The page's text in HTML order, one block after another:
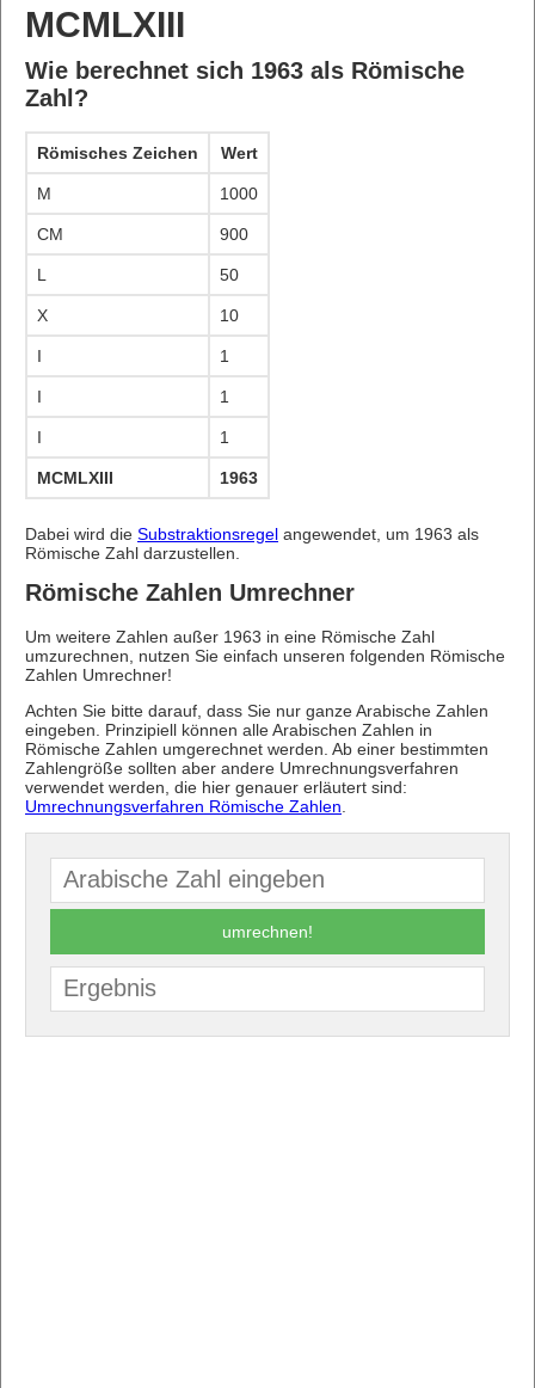
MCMLXIII
Wie berechnet sich 1963 als Römische
Zahl?
Römisches Zeichen Wert
M 1000
CM 900
L 50
X 10
I 1
I 1
I 1
MCMLXIII 1963
Dabei wird die Substraktionsregel angewendet, um 1963 als
Römische Zahl darzustellen.
Römische Zahlen Umrechner
Um weitere Zahlen außer 1963 in eine Römische Zahl
umzurechnen, nutzen Sie einfach unseren folgenden Römische
Zahlen Umrechner!
Achten Sie bitte darauf, dass Sie nur ganze Arabische Zahlen
eingeben. Prinzipiell können alle Arabischen Zahlen in
Römische Zahlen umgerechnet werden. Ab einer bestimmten
Zahlengröße sollten aber andere Umrechnungsverfahren
verwendet werden, die hier genauer erläutert sind:
Umrechnungsverfahren Römische Zahlen
umrechnen!